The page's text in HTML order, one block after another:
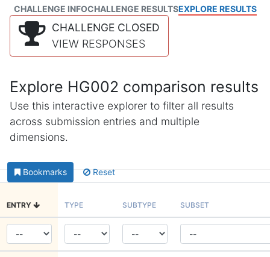
CHALLENGE INFOCHALLENGE RESULTSEXPLORE RESULTS
CHALLENGE CLOSED
VIEW RESPONSES
Explore HG002 comparison results
Use this interactive explorer to filter all results
across submission entries and multiple
dimensions.
Bookmarks Reset
ENTRY TYPE SUBTYPE SUBSET